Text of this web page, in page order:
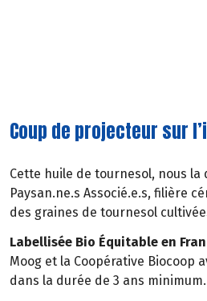
Coup de projecteur sur
Cette huile de tournesol, nous la
Paysan.ne.s Associé.e.s, filière
des graines de tournesol
Labellisée Bio Équitable en
Moog et la Coopérative Biocoop
dans la durée de 3 ans minimum.